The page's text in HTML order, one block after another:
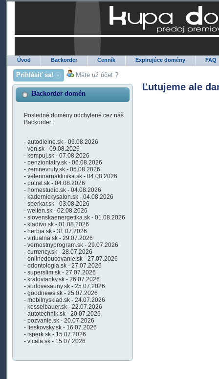
Úvod Backorder Cenník Expirujúce domény FAQ
Prihlásiť sa! Máte už účet ?
Backorder domén
Posledné domény odchytené cez náš
Backorder :
- autodielne.sk - 09.08.2026
- von.sk - 09.08.2026
- kempuj.sk - 07.08.2026
- penziontatry.sk - 06.08.2026
- zemnevruty.sk - 05.08.2026
- veterinarnaklinika.sk - 04.08.2026
- potrat.sk - 04.08.2026
- homestudio.sk - 04.08.2026
- kadernickysalon.sk - 04.08.2026
- sperkar.sk - 03.08.2026
- welten.sk - 02.08.2026
- slovenskaenergetika.sk - 01.08.2026
- kladivo.sk - 01.08.2026
- herbia.sk - 31.07.2026
- virtualna.sk - 29.07.2026
- vernostnyprogram.sk - 29.07.2026
- currency.sk - 28.07.2026
- onlinedoucovanie.sk - 27.07.2026
- odontologia.sk - 27.07.2026
- superslim.sk - 27.07.2026
- kralovianky.sk - 26.07.2026
- sudovesauny.sk - 25.07.2026
- goodnews.sk - 25.07.2026
- mobilnysklad.sk - 24.07.2026
- kesselbauer.sk - 22.07.2026
- autotechnik.sk - 20.07.2026
- pozvanie.sk - 20.07.2026
- lieskovsky.sk - 16.07.2026
- isperk.sk - 15.07.2026
- vlcata.sk - 15.07.2026
Ľutujeme ale